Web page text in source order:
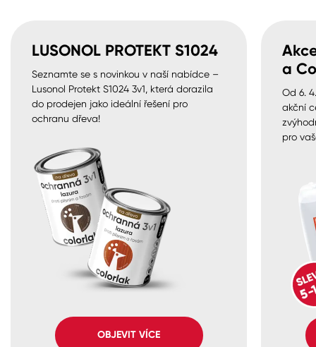
LUSONOL PROTEKT S1024
Seznamte se s novinkou v naší nabídce –
Lusonol Protekt S1024 3v1, která dorazila
do prodejen jako ideální řešení pro
ochranu dřeva!
OBJEVIT VÍCE
a
Od 6.
akční
pro